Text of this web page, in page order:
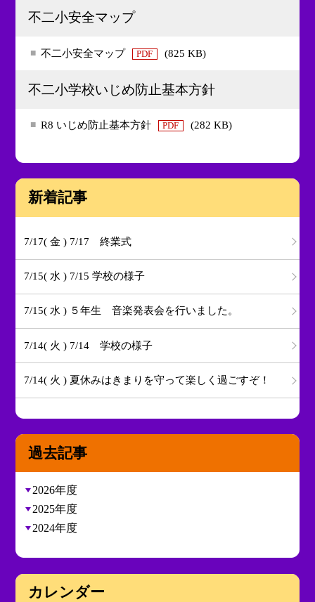
不二小安全マップ
不二小安全マップ PDF (825 KB)
不二小学校いじめ防止基本方針
R8 いじめ防止基本方針 PDF (282 KB)
新着記事
7/17( 金 ) 7/17 終業式
7/15( 水 ) 7/15 学校の様子
7/15( 水 ) ５年生 音楽発表会を行いました。
7/14( 火 ) 7/14 学校の様子
7/14( 火 ) 夏休みはきまりを守って楽しく過ごすぞ！
過去記事
2026年度
2025年度
2024年度
カレンダー